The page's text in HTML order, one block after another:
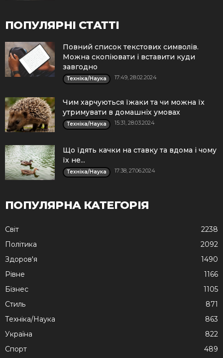
ПОПУЛЯРНІ СТАТТІ
Повний список текстових символів.
Можна скопіювати і вставити куди
завгодно
Техніка/Наука 17:49, 28.02.2024
Чим харчуються їжаки та чи можна їх
утримувати в домашніх умовах
Техніка/Наука 15:31, 28.03.2024
Що їдять качки на ставку та вдома і чому
їх не...
Техніка/Наука 17:38, 27.06.2024
ПОПУЛЯРНА КАТЕГОРІЯ
Cвіт
2238
Політика
2092
Здоров'я
1490
Рівне
1166
Бізнес
1105
Стиль
871
Техніка/Наука
863
Україна
822
Спорт
489